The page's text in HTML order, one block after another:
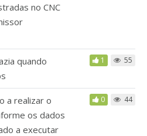
no CNC
quando
1 55
a realizar o
os dados
a executar
0 44